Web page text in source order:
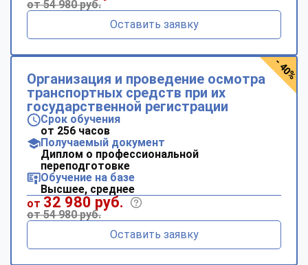
от 54 980 руб.
Оставить заявку
Организация и проведение осмотра
транспортных средств при их
государственной регистрации
Срок обучения
от 256 часов
Получаемый документ
Диплом о профессиональной
переподготовке
Обучение на базе
Высшее, среднее
от 32 980 руб.
от 54 980 руб.
Оставить заявку
- 40%